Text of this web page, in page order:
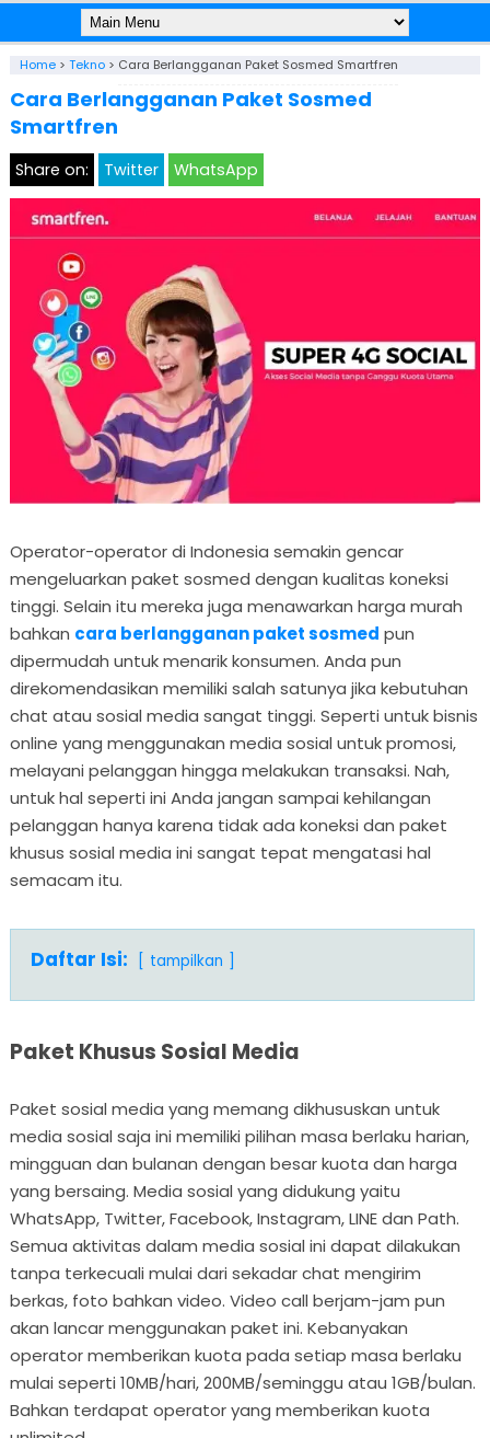
Home> Tekno> Cara Berlangganan Paket Sosmed Smartfren
Cara Berlangganan Paket Sosmed
Smartfren
Share on: Twitter WhatsApp
Operator-operator di Indonesia semakin gencar
mengeluarkan paket sosmed dengan kualitas koneksi
tinggi. Selain itu mereka juga menawarkan harga murah
bahkan cara berlangganan paket sosmed pun
dipermudah untuk menarik konsumen. Anda pun
direkomendasikan memiliki salah satunya jika kebutuhan
chat atau sosial media sangat tinggi. Seperti untuk bisnis
online yang menggunakan media sosial untuk promosi,
melayani pelanggan hingga melakukan transaksi. Nah,
untuk hal seperti ini Anda jangan sampai kehilangan
pelanggan hanya karena tidak ada koneksi dan paket
khusus sosial media ini sangat tepat mengatasi hal
semacam itu.
Daftar Isi: tampilkan
Paket Khusus Sosial Media
Paket sosial media yang memang dikhususkan untuk
media sosial saja ini memiliki pilihan masa berlaku harian,
mingguan dan bulanan dengan besar kuota dan harga
yang bersaing. Media sosial yang didukung yaitu
WhatsApp, Twitter, Facebook, Instagram, LINE dan Path.
Semua aktivitas dalam media sosial ini dapat dilakukan
tanpa terkecuali mulai dari sekadar chat mengirim
berkas, foto bahkan video. Video call berjam-jam pun
akan lancar menggunakan paket ini. Kebanyakan
operator memberikan kuota pada setiap masa berlaku
mulai seperti 10MB/hari, 200MB/seminggu atau 1GB/bulan.
Bahkan terdapat operator yang memberikan kuota